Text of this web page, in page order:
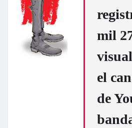
mil
el
de